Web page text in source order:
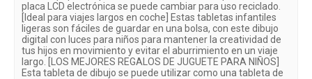
placa LCD electrónica se puede cambiar para uso reciclado.
[Ideal para viajes largos en coche] Estas tabletas infantiles
ligeras son fáciles de guardar en una bolsa, con este dibujo
digital con luces para niños para mantener la creatividad de
tus hijos en movimiento y evitar el aburrimiento en un viaje
largo. [LOS MEJORES REGALOS DE JUGUETE PARA NIÑOS]
Esta tableta de dibujo se puede utilizar como una tableta de